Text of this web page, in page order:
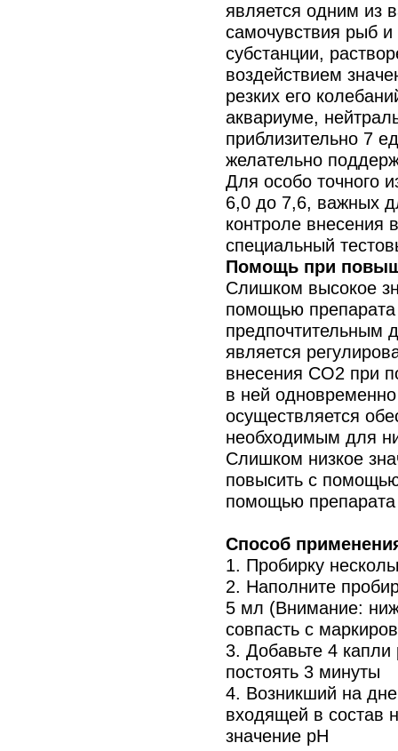
является одним из
самочувствия рыб
субстанции,
воздействием
резких его
аквариуме,
приблизительно 7
желательно
Для особо точного
6,0 до 7,6, важных
контроле внесения
специальный
Помощь при
Слишком высокое
помощью
предпочтительным
является
внесения СО2 при
в ней
осуществляется
необходимым для
Слишком низкое
повысить с
помощью
Способ
1. Пробирку
2. Наполните
5 мл (Внимание:
совпасть с
3. Добавьте 4
постоять 3 минуты
4. Возникший на
входящей в состав
значение рН